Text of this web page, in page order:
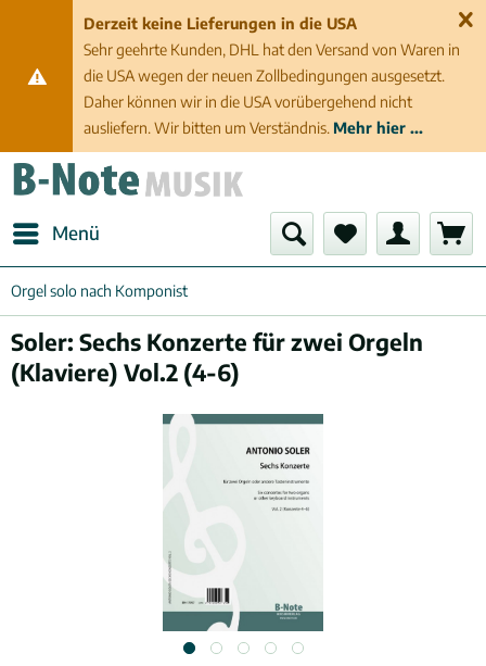
Derzeit keine Lieferungen in die USA
Sehr geehrte Kunden, DHL hat den Versand von Waren in
die USA wegen der neuen Zollbedingungen ausgesetzt.
Daher können wir in die USA vorübergehend nicht
ausliefern. Wir bitten um Verständnis. Mehr hier ...
Menü
Orgel solo nach Komponist
Soler: Sechs Konzerte für zwei Orgeln
(Klaviere) Vol.2 (4-6)